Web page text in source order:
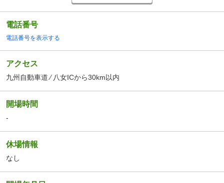
電話番号
電話番号を表示する
アクセス
九州自動車道 ⁄ 八女ICから30km以内
開場時間
-
休場情報
なし